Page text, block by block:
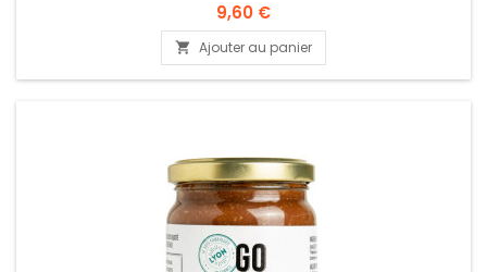
9,60 €
 Ajouter au panier